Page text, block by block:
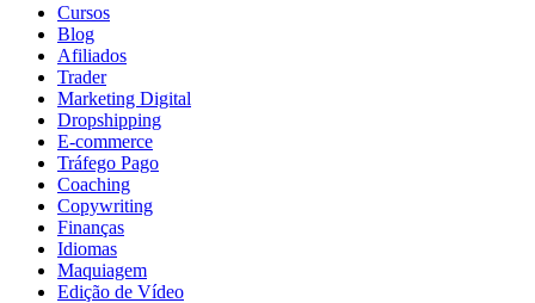
Cursos
Blog
Afiliados
Trader
Marketing Digital
Dropshipping
E-commerce
Tráfego Pago
Coaching
Copywriting
Finanças
Idiomas
Maquiagem
Edição de Vídeo